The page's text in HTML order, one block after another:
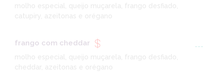
molho especial, queijo muçarela, frango desfiado,
catupiry, azeitonas e orégano
frango com cheddar
---
molho especial, queijo muçarela, frango desfiado,
cheddar, azeitonas e orégano